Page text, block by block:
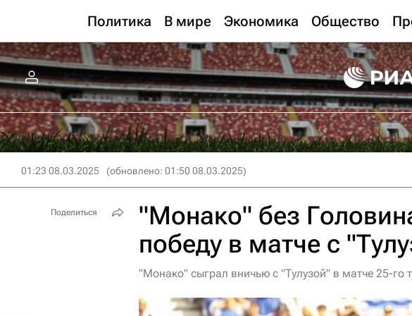
Политика В мире Экономика Общество
01:23 08.03.2025 (обновлено: 01:50 08.03.2025)
"Монако" без
победу в матче с
"Монако" сыграл вничью с "Тулузой" в матче 25-го
Поделиться